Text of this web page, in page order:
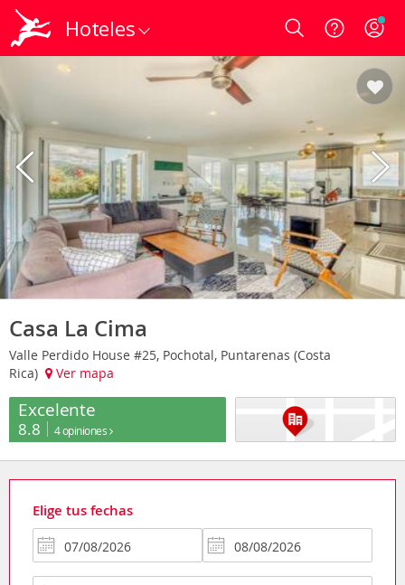
Hoteles Login
Casa La Cima
Valle Perdido House #25, Pochotal, Puntarenas (Costa
Rica)
Ver mapa
Excelente
8.8 4 opiniones
Elige tus fechas